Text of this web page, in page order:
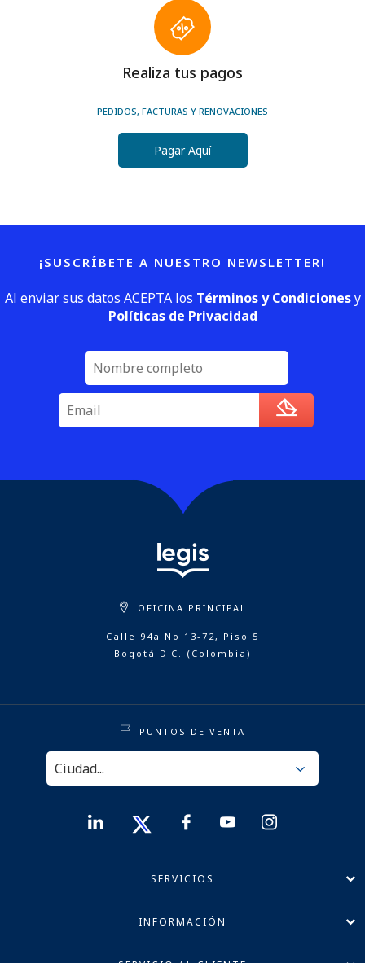
Realiza tus pagos
PEDIDOS, FACTURAS Y RENOVACIONES
Pagar Aquí
¡SUSCRÍBETE A NUESTRO NEWSLETTER!
Al enviar sus datos ACEPTA los Términos y Condicionesy
Políticas de Privacidad
OFICINA PRINCIPAL
Calle 94a No 13-72, Piso 5
Bogotá D.C. (Colombia)
PUNTOS DE VENTA
SERVICIOS
INFORMACIÓN